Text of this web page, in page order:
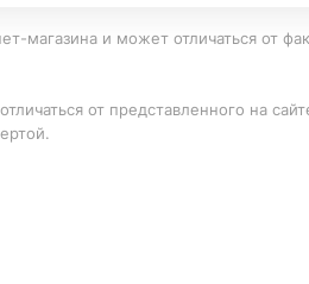
магазина и может отличаться от
от представленного на